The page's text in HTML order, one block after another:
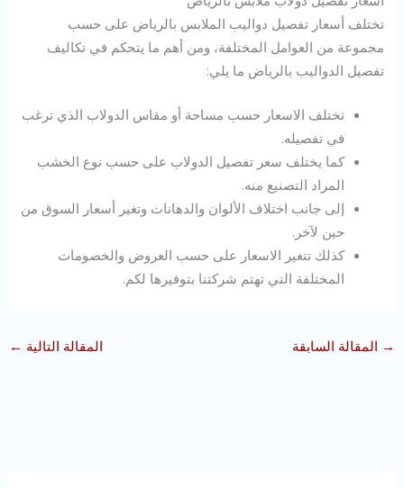
تختلف أسعار تفصيل دواليب الملابس بالرياض على حسب
مجموعة من العوامل المختلفة، ومن أهم ما يتحكم في تكاليف
تفصيل الدواليب بالرياض ما يلي:
تختلف الاسعار حسب مساحة أو مقاس الدولاب الذي ترغب
في تفصيله.
كما يختلف سعر تفصيل الدولاب على حسب نوع الخشب
المراد التصنيع منه.
إلى جانب اختلاف الألوان والدهانات وتغير أسعار السوق من
حين لآخر.
كذلك تتغير الاسعار على حسب العروض والخصومات
المختلفة التي تهتم شركتنا بتوفيرها لكم.
→ المقالة السابقة المقالة التالية ←